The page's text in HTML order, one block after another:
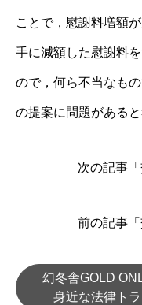
ことで，慰謝料増額
手に減額した慰謝料
ので，何ら不当なも
の提案に問題がある
次の記事
前の記事
幻冬舎GOLD
身近な法律ト